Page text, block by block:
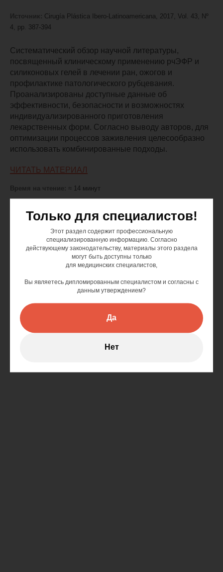
Только для специалистов!
Этот раздел содержит профессиональную
специализированную информацию. Согласно
действующему законодательству, материалы этого раздела
могут быть доступны только
для медицинских специалистов,
Вы являетесь дипломированным специалистом и согласны с
данным утверждением?
Да
Нет
Источник: Cirugía Plástica Ibero-Latinoamericana, 2017, Vol. 43, Nº
4, pp. 387-394
Систематический обзор научной литературы,
посвященный клиническому применению рчЭФР и
силиконовых гелей в лечении ран, ожогов и
профилактике патологического рубцевания.
Проанализированы доступные данные об
эффективности, безопасности и возможностях
индивидуализированного приготовления
лекарственных форм. Согласно выводу авторов, для
оптимизации процессов заживления целесообразно
использовать комбинированные подходы.
ЧИТАТЬ МАТЕРИАЛ
Время на чтение: ≈ 14 минут